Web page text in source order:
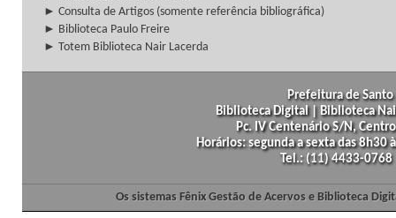
► Consulta de Artigos (somente referência bibliográfica)
► Biblioteca Paulo Freire
► Totem Biblioteca Nair Lacerda
Prefeitura de
Biblioteca Digital | Biblioteca
Pc. IV Centenário S/N,
Horários: segunda a sexta das
Tel.: (11) 4433-
Os sistemas Fênix Gestão de Acervos e Biblioteca